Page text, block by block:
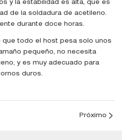
y la estabilidad es alta, que es
de la soldadura de acetileno.
durante doce horas.
que todo el host pesa solo unos
pequeño, no necesita
y es muy adecuado para
duros.
Próximo